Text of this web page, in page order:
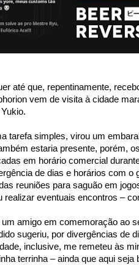
até que, repentinamente,
vem de visita à cidade
tarefa simples, virou um
estaria presente, porém,
em horário comercial
de dias e horários com
reuniões para saguão em
realizar eventuais encontros –
amigo em comemoração ao
sugeriu, por divergências de
inclusive, me remeteu às
terrinha – ainda que aqui